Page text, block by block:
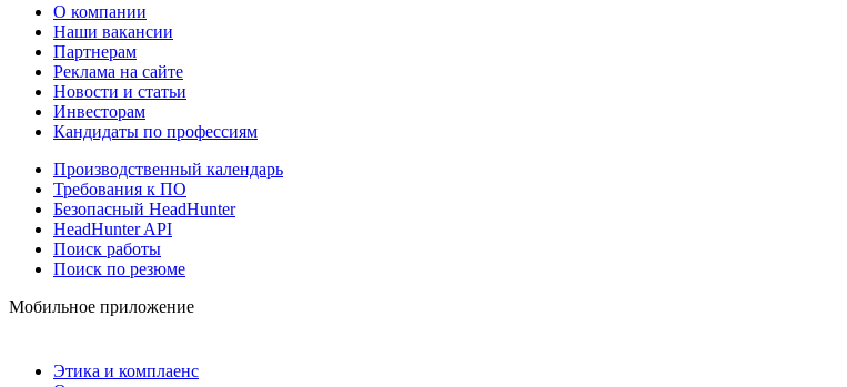
О компании
Наши вакансии
Партнерам
Реклама на сайте
Новости и статьи
Инвесторам
Кандидаты по профессиям
Производственный календарь
Требования к ПО
Безопасный HeadHunter
HeadHunter API
Поиск работы
Поиск по резюме
Мобильное приложение
Этика и комплаенс